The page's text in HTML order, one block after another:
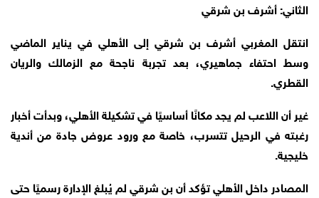
الثاني: أشرف بن شرقي
انتقل المغربي أشرف بن شرقي إلى الأهلي في يناير الماضي
وسط احتفاء جماهيري، بعد تجربة ناجحة مع الزمالك والريان
القطري.
غير أن اللاعب لم يجد مكانًا أساسيًا في تشكيلة الأهلي، وبدأت أخبار
رغبته في الرحيل تتسرب، خاصة مع ورود عروض جادة من أندية
خليجية.
المصادر داخل الأهلي تؤكد أن بن شرقي لم يُبلغ الإدارة رسميًا حتى